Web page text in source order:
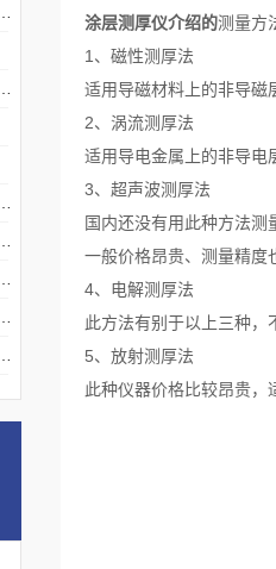
涂层测厚仪介绍的测量方
1、磁性测厚法
适用导磁材料上的非导磁
2、涡流测厚法
适用导电金属上的非导电
3、超声波测厚法
国内还没有用此种方法
一般价格昂贵、测量精度
4、电解测厚法
此方法有别于以上三种，
5、放射测厚法
此种仪器价格比较昂贵，